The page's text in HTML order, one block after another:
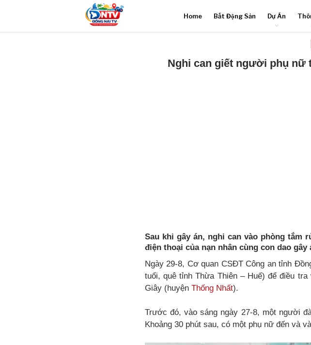
Home Bất Động Sản Dự Án
Nghi can giết người phụ nữ
Sau khi gây án, nghi can vào phòng tắm
điện thoại của nạn nhân cùng con dao
Ngày 29-8, Cơ quan CSĐT Công an tỉnh
tuổi, quê tỉnh Thừa Thiên – Huế) để điều
Giây (huyện Thống Nhất).
Trước đó, vào sáng ngày 27-8, một người
Khoảng 30 phút sau, có một phụ nữ đến và